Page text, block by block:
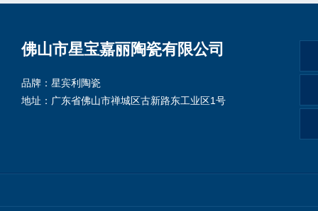
佛山市星宝嘉丽陶瓷有限公司
品牌：星宾利陶瓷
地址：广东省佛山市禅城区古新路东工业区1号